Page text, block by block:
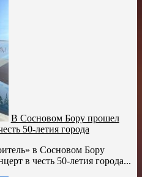
В Сосновом Бору прошел
50-летия города
в Сосновом Бору
в честь 50-летия города...